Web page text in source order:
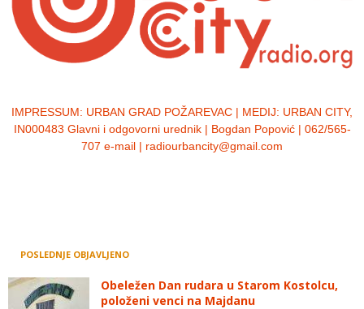
IMPRESSUM: URBAN GRAD POŽAREVAC | MEDIJ: URBAN CITY,
IN000483 Glavni i odgovorni urednik | Bogdan Popović | 062/565-
707 e-mail | radiourbancity@gmail.com
POSLEDNJE OBJAVLJENO
Obeležen Dan rudara u Starom Kostolcu,
položeni venci na Majdanu